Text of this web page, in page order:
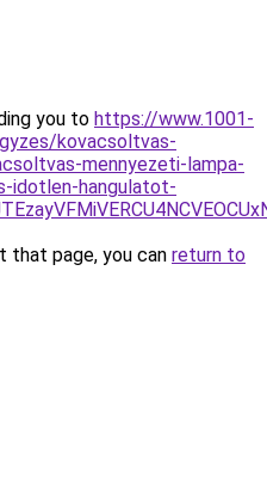
you to https://www.1001-
kovacsoltvas-
mennyezeti-lampa-
idotlen-hangulatot-
that page, you can return to